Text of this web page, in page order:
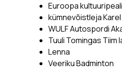
Euroopa
kümnevõistleja
WULF Autospordi
Tuuli Tomingas Tiim
Lenna
Veeriku Badminton